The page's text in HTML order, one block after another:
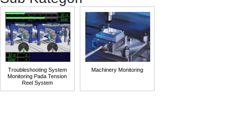
Troubleshooting System
Monitoring Pada Tension
Reel System
Machinery Monitoring